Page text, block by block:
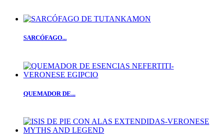
SARCÓFAGO...
QUEMADOR DE...